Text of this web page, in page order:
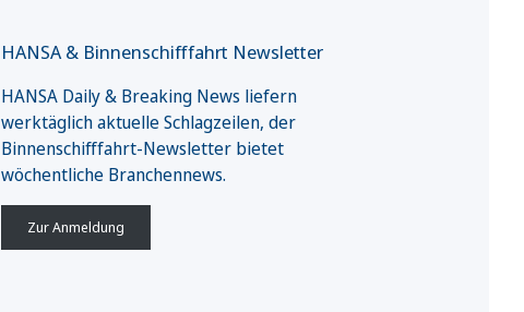
HANSA & Binnenschifffahrt Newsletter
HANSA Daily & Breaking News liefern
werktäglich aktuelle Schlagzeilen, der
Binnenschifffahrt-Newsletter bietet
wöchentliche Branchennews.
Zur Anmeldung